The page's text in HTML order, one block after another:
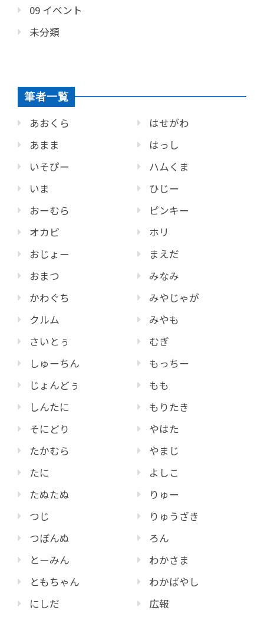
09 イベント
未分類
筆者一覧
あおくら
あまま
いそぴー
いま
おーむら
オカピ
おじょー
おまつ
かわぐち
クルム
さいとぅ
しゅーちん
じょんどぅ
しんたに
そにどり
たかむら
たに
たぬたぬ
つじ
つぼんぬ
とーみん
ともちゃん
にしだ
はせがわ
はっし
ハムくま
ひじー
ピンキー
ホリ
まえだ
みなみ
みやじゃが
みやも
むぎ
もっちー
もも
もりたき
やはた
やまじ
よしこ
りゅー
りゅうざき
ろん
わかさま
わかばやし
広報